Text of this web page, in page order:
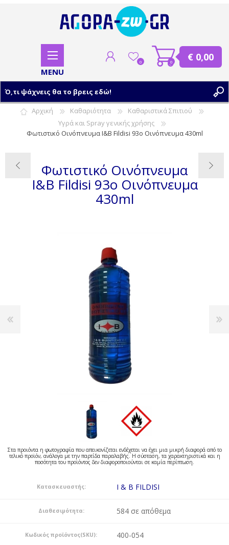
0 0 € 0,00
Αρχική Καθαριότητα
Καθαριστικά Σπιτιού
Υγρά και Spray γενικής χρήσης
Φωτιστικό Οινόπνευμα Ι&Β Fildisi 93o Οινόπνευμα 430ml
Φωτιστικό Οινόπνευμα
Ι&Β Fildisi 93o Οινόπνευμα
430ml
Στα προιόντα η φωτογραφία που απεικονίζεται ενδέχεται να έχει μια μικρή διαφορά από το
τελικό προϊόν, ανάλογα με την παρτίδα παραλαβής. Η σύσταση, τα χαρακτηριστικά και η
ποσότητα του προϊόντος δεν διαφοροποιούνται σε καμία περίπτωση.
Κατασκευαστής: I & B FILDISI
Διαθεσιμότητα: 584 σε απόθεμα
Κωδικός προϊόντος(SKU): 400-054